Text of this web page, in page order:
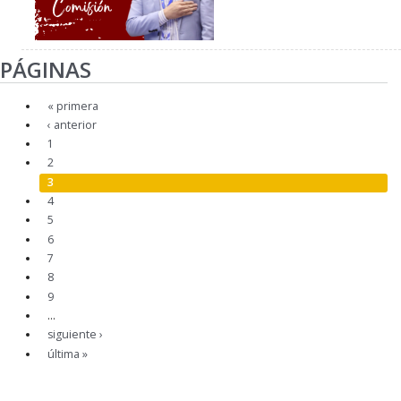
PÁGINAS
« primera
‹ anterior
1
2
3
4
5
6
7
8
9
…
siguiente ›
última »